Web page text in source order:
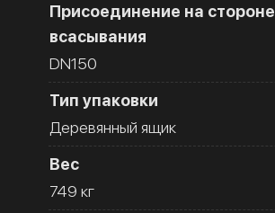
Присоединение на стороне
всасывания
DN150
Тип упаковки
Деревянный ящик
Вес
749 кг